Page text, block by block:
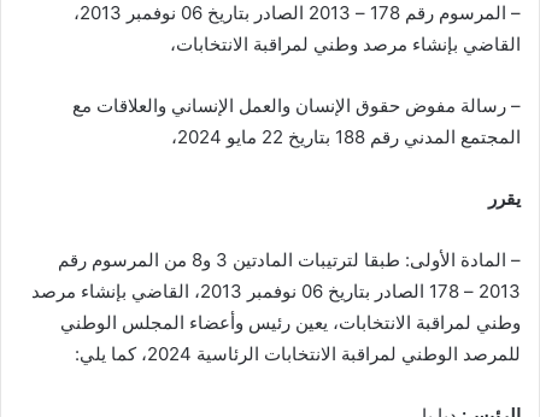
– المرسوم رقم 178 – 2013 الصادر بتاريخ 06 نوفمبر 2013،
القاضي بإنشاء مرصد وطني لمراقبة الانتخابات،
– رسالة مفوض حقوق الإنسان والعمل الإنساني والعلاقات مع
المجتمع المدني رقم 188 بتاريخ 22 مايو 2024،
يقرر
– المادة الأولى: طبقا لترتيبات المادتين 3 و8 من المرسوم رقم
2013 – 178 الصادر بتاريخ 06 نوفمبر 2013، القاضي بإنشاء مرصد
وطني لمراقبة الانتخابات، يعين رئيس وأعضاء المجلس الوطني
للمرصد الوطني لمراقبة الانتخابات الرئاسية 2024، كما يلي: